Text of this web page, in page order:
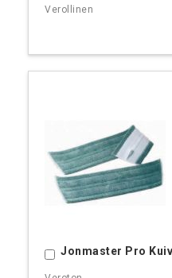
Jonmaster Pro
Ostoskoriin